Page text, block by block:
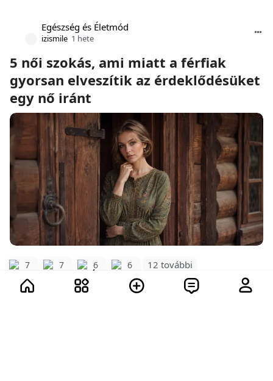
Egészség és Életmód
izismile 1 hete
5 női szokás, ami miatt a férfiak
gyorsan elveszítik az érdeklődésüket
egy nő iránt
7 7 6 6 12 további
28 4.1K